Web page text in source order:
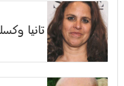
تانيا